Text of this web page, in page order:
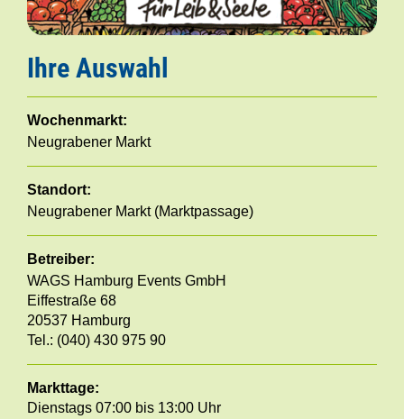
Ihre Auswahl
Wochenmarkt:
Neugrabener Markt
Standort:
Neugrabener Markt (Marktpassage)
Betreiber:
WAGS Hamburg Events GmbH
Eiffestraße 68
20537 Hamburg
Tel.: (040) 430 975 90
Markttage:
Dienstags 07:00 bis 13:00 Uhr